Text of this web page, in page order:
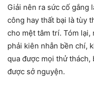
Giải nên ra sức cố gắng
công hay thất bại là tùy
cho mệt tâm trí. Tóm lại,
phải kiên nhẫn bền chí,
qua được mọi thử
được sở nguyện.